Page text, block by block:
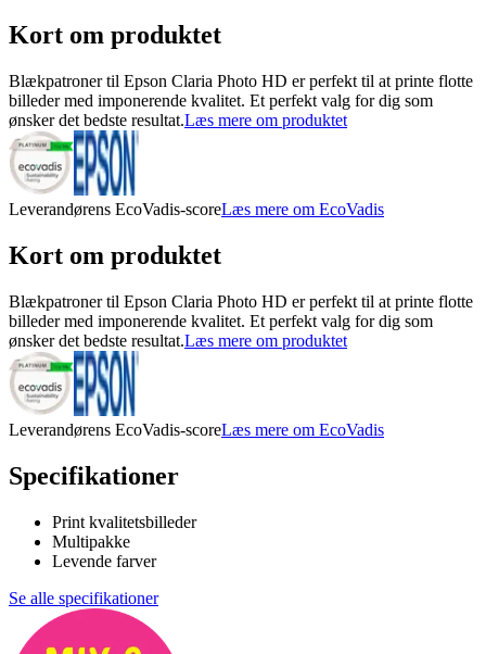
Kort om produktet
Blækpatroner til Epson Claria Photo HD er perfekt til at printe flotte
billeder med imponerende kvalitet. Et perfekt valg for dig som
ønsker det bedste resultat.Læs mere om produktet
Leverandørens EcoVadis-scoreLæs mere om EcoVadis
Kort om produktet
Blækpatroner til Epson Claria Photo HD er perfekt til at printe flotte
billeder med imponerende kvalitet. Et perfekt valg for dig som
ønsker det bedste resultat.Læs mere om produktet
Leverandørens EcoVadis-scoreLæs mere om EcoVadis
Specifikationer
Print kvalitetsbilleder
Multipakke
Levende farver
Se alle specifikationer